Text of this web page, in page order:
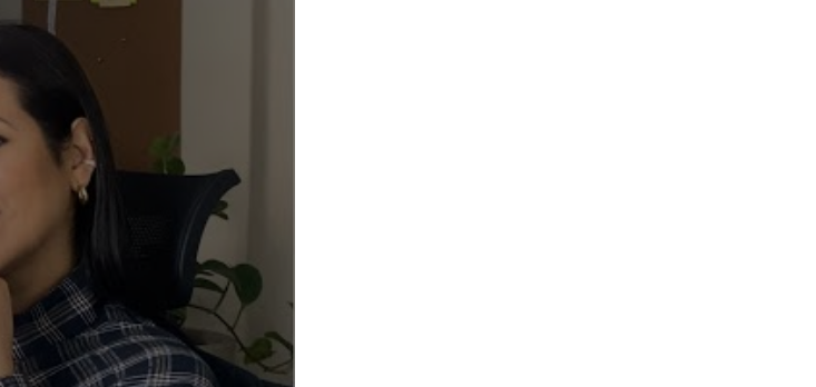
montagem
em folhas A4 e montados
recortar e pronto!
passo a passo como montar e
papel mais resistente (como